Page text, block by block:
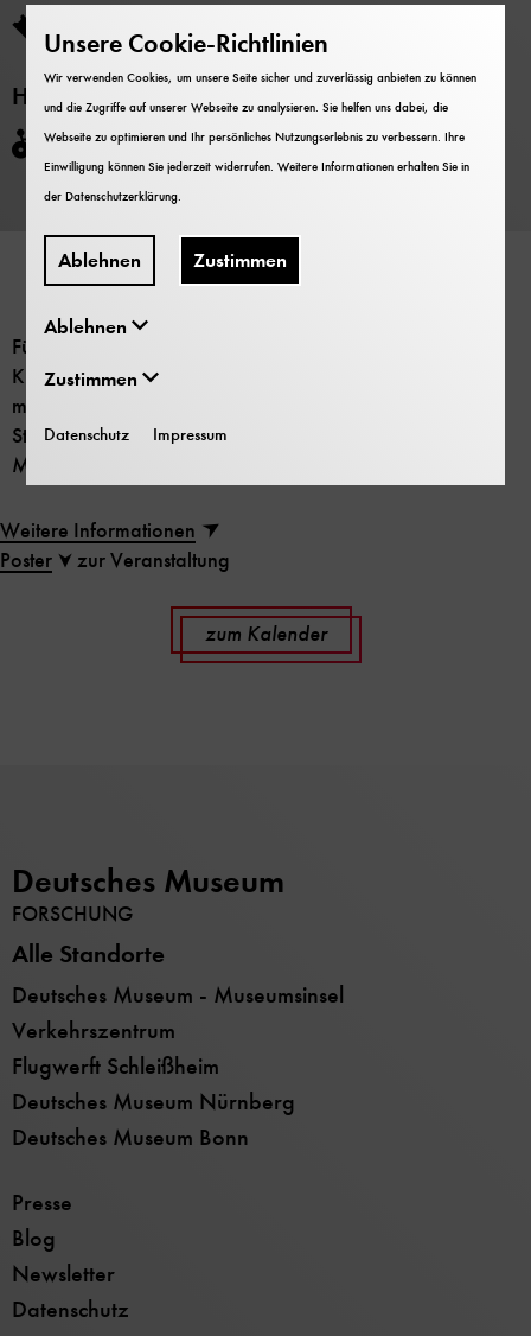
Der Eintritt ist frei.
Hinweise
Nicht barrierefrei
Fünfter Teil der Reihe „Neue Ansätze einer
Kulturgeschichte der Organologie“, in Zusammenarbeit
mit dem Schwerpunktbereich „((audio)) Ästhetische
Strategien“ im Institut für Kultur und Ästhetik digitaler
Medien der Leuphana Universität Lüneburg.
Weitere Informationen
Poster
zur Veranstaltung
zum Kalender
Deutsches Museum
FORSCHUNG
Alle Standorte
Deutsches Museum - Museumsinsel
Verkehrszentrum
Flugwerft Schleißheim
Deutsches Museum Nürnberg
Deutsches Museum Bonn
Presse
Blog
Newsletter
Datenschutz
Unsere Cookie-Richtlinien
Wir verwenden Cookies, um unsere Seite sicher und zuverlässig anbieten zu können
und die Zugriffe auf unserer Webseite zu analysieren. Sie helfen uns dabei, die
Webseite zu optimieren und Ihr persönliches Nutzungserlebnis zu verbessern. Ihre
Einwilligung können Sie jederzeit widerrufen. Weitere Informationen erhalten Sie in
derDatenschutzerklärung
Ablehnen Zustimmen
Ablehnen
Zustimmen
Datenschutz Impressum